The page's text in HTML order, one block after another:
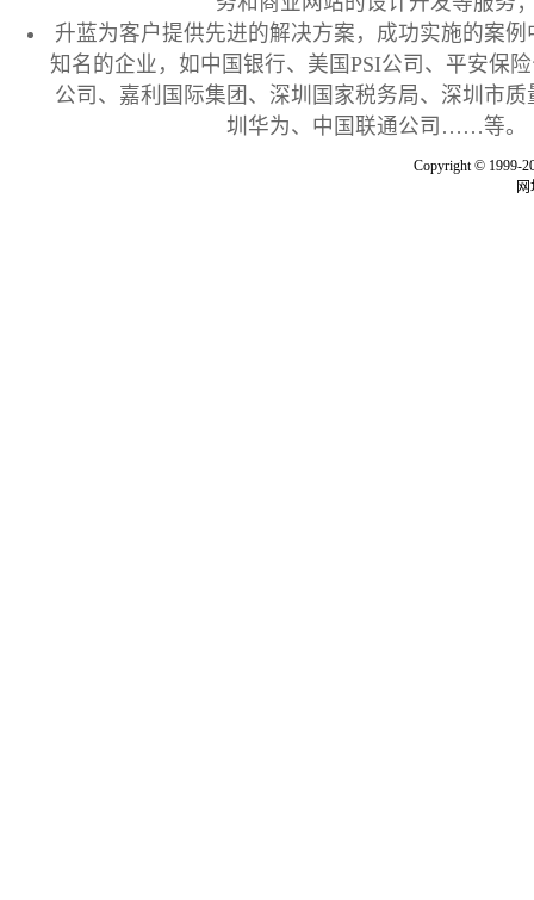
升蓝为客户提供先进的解决方案，成功实施的案
知名的企业，如中国银行、美国PSI公司、平安保
公司、嘉利国际集团、深圳国家税务局、深圳市
圳华为、中国联通公司……等。
Copyright ©